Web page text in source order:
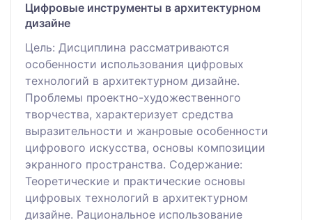
Цифровые инструменты в архитектурном
дизайне
Цель: Дисциплина рассматриваются
особенности использования цифровых
технологий в архитектурном дизайне.
Проблемы проектно-художественного
творчества, характеризует средства
выразительности и жанровые особенности
цифрового искусства, основы композиции
экранного пространства. Содержание:
Теоретические и практические основы
цифровых технологий в архитектурном
дизайне. Рациональное использование